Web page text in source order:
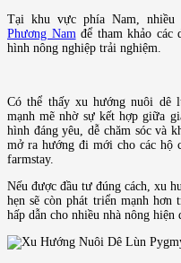
Tại khu vực phía Nam,
Phương Nam để tham khảo các
hình nông nghiệp trải nghiệm.
Có thể thấy xu hướng nuôi dê
mạnh mẽ nhờ sự kết hợp giữa
hình đáng yêu, dễ chăm sóc và
mở ra hướng đi mới cho các hộ
farmstay.
Nếu được đầu tư đúng cách, xu
hẹn sẽ còn phát triển mạnh
hấp dẫn cho nhiều nhà nông hiện